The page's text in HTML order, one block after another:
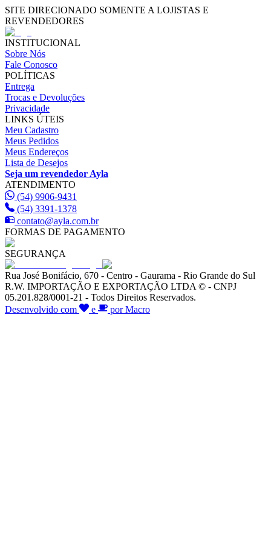
SITE DIRECIONADO SOMENTE A LOJISTAS E
REVENDEDORES
INSTITUCIONAL
Sobre Nós
Fale Conosco
POLÍTICAS
Entrega
Trocas e Devoluções
Privacidade
LINKS ÚTEIS
Meu Cadastro
Meus Pedidos
Meus Endereços
Lista de Desejos
Seja um revendedor Ayla
ATENDIMENTO
(54) 9906-9431
(54) 3391-1378
contato@ayla.com.br
FORMAS DE PAGAMENTO
SEGURANÇA
Rua José Bonifácio, 670 - Centro - Gaurama - Rio Grande do Sul
R.W. IMPORTAÇÃO E EXPORTAÇÃO LTDA © - CNPJ
05.201.828/0001-21 - Todos Direitos Reservados.
Desenvolvido com
e por Macro